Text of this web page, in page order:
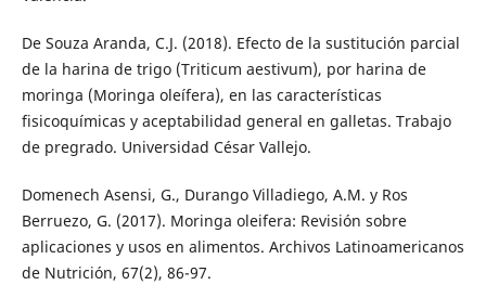
De Souza Aranda, C.J. (2018). Efecto de la sustitución parcial
de la harina de trigo (Triticum aestivum), por harina de
moringa (Moringa oleífera), en las características
fisicoquímicas y aceptabilidad general en galletas. Trabajo
de pregrado. Universidad César Vallejo.
Domenech Asensi, G., Durango Villadiego, A.M. y Ros
Berruezo, G. (2017). Moringa oleifera: Revisión sobre
aplicaciones y usos en alimentos. Archivos Latinoamericanos
de Nutrición, 67(2), 86-97.